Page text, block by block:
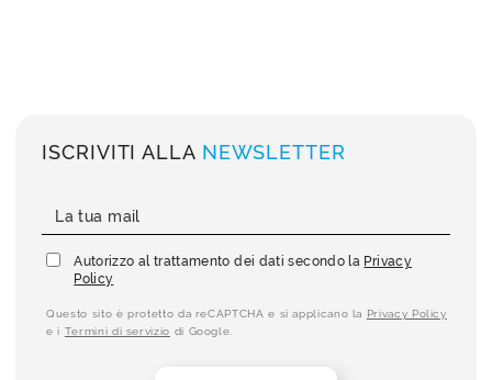
ISCRIVITI ALLA NEWSLETTER
Autorizzo al trattamento dei dati secondo la Privacy
Policy
Questo sito è protetto da reCAPTCHA e si applicano la Privacy Policy
e i Termini di servizio di Google.